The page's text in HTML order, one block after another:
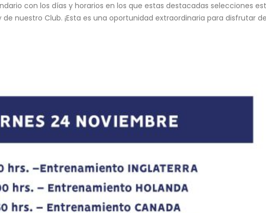
con los días y horarios en los que estas destacadas selecciones
nuestro Club. ¡Esta es una oportunidad extraordinaria para disfrutar